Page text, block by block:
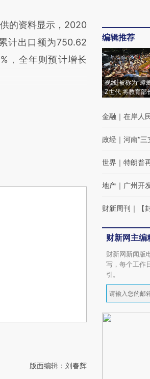
的资料显示，2020
计出口额为750.62
，全年则预计增长
版面编辑：刘春辉
编辑推荐
视线|被称为“蟑
Z世代 将教育部
金融 ｜ 在岸人
政经 ｜ 河南“
世界 ｜ 特朗普
地产 ｜ 广州开
财新周刊 ｜
财新网主编
财新网新闻版
写，每个工作
引。